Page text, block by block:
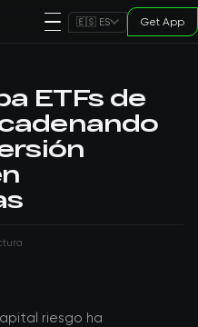
🇪🇸 ES Get App
ETFs de
riesgo ha